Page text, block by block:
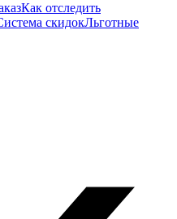
Как отследить
скидокЛьготные